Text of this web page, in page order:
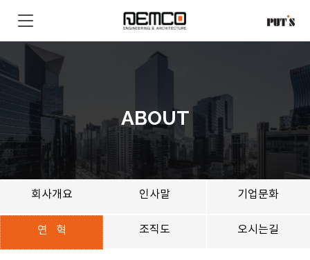
ABOUT
회사개요 인사말 기업문화
연 혁 조직도 오시는길